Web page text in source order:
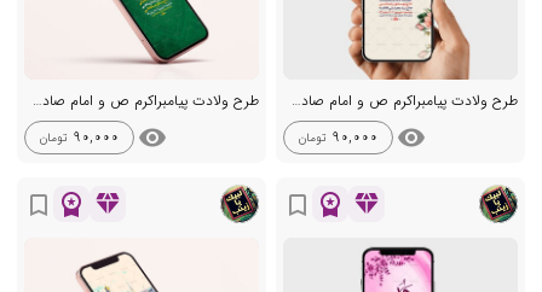
طرح ولادت پیامبراکرم ص و امام صادق ع
visibility
90,000 تومان
طرح ولادت پیامبراکرم ص و امام صادق ع
visibility
90,000 تومان
diamond
workspace_premium
bookmark_border
diamond
workspace_premium
bookmark_border